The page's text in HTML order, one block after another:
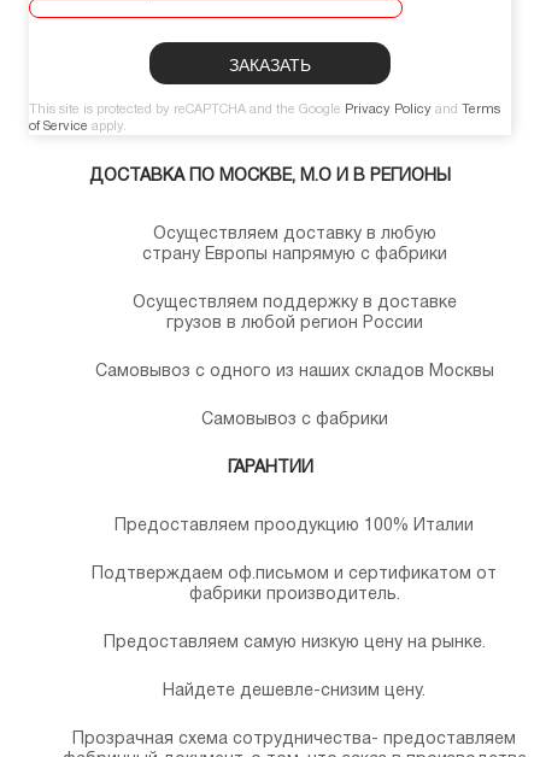
This site is protected by reCAPTCHA and the Google Privacy Policy and
Terms
of Service apply.
ДОСТАВКА ПО МОСКВЕ, М.О И В РЕГИОНЫ
Осуществляем доставку в любую
страну Европы напрямую с фабрики
Осуществляем поддержку в доставке
грузов в любой регион России
Самовывоз с одного из наших складов Москвы
Самовывоз с фабрики
ГАРАНТИИ
Предоставляем проодукцию 100% Италии
Подтверждаем оф.письмом и сертификатом от
фабрики производитель.
Предоставляем самую низкую цену на рынке.
Найдете дешевле-снизим цену.
Прозрачная схема сотрудничества- предоставляем